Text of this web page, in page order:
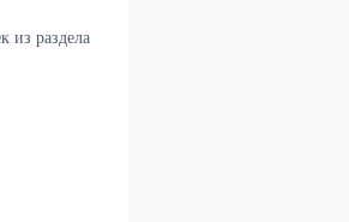
из раздела